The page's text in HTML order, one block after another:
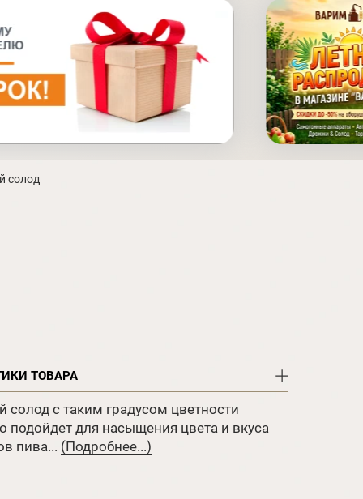
солод
ТОВАРА
солод с таким градусом цветности
подойдет для насыщения цвета и вкуса
пива... (Подробнее...)